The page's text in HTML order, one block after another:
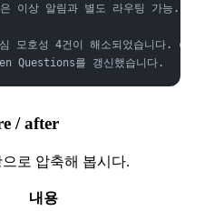
이상 알림과 별도 라우팅 가능. (신규
모호성 4건이 해소되었습니다.
Questions를 갱신했습니다.
/ after
로 압축해 봅시다.
내용